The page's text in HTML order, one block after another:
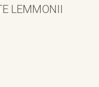
LEMMONII